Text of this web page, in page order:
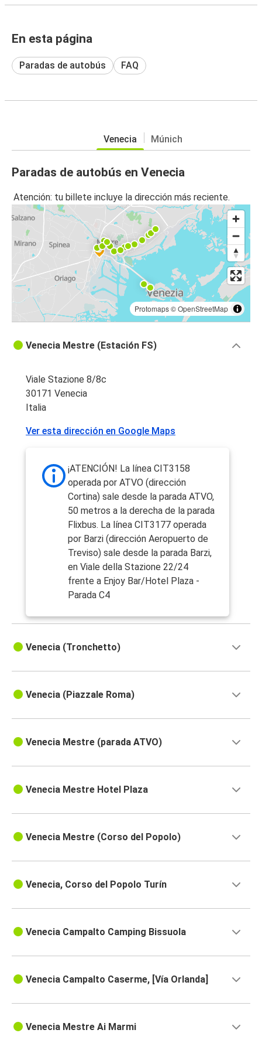
En esta página
Paradas de autobús FAQ
Venecia Múnich
Paradas de autobús en Venecia
Atención: tu billete incluye la dirección más reciente.
Protomaps©OpenStreetMap
Venecia Mestre (Estación FS)
Viale Stazione 8/8c
30171 Venecia
Italia
Ver esta dirección en Google Maps
¡ATENCIÓN! La línea CIT3158
operada por ATVO (dirección
Cortina) sale desde la parada ATVO,
50 metros a la derecha de la parada
Flixbus. La línea CIT3177 operada
por Barzi (dirección Aeropuerto de
Treviso) sale desde la parada Barzi,
en Viale della Stazione 22/24
frente a Enjoy Bar/Hotel Plaza -
Parada C4
Venecia (Tronchetto)
Venecia (Piazzale Roma)
Venecia Mestre (parada ATVO)
Venecia Mestre Hotel Plaza
Venecia Mestre (Corso del Popolo)
Venecia, Corso del Popolo Turín
Venecia Campalto Camping Bissuola
Venecia Campalto Caserme, [Vía Orlanda]
Venecia Mestre Ai Marmi